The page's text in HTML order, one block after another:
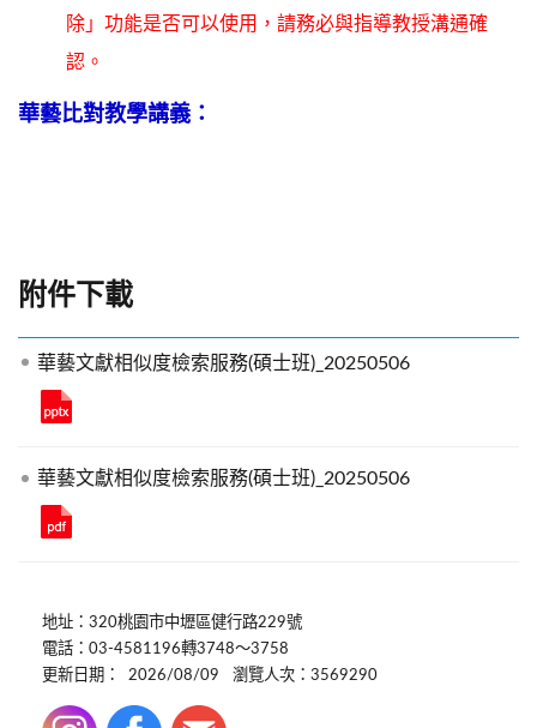
除」功能是否可以使用，請務必與指導教授溝通確
認。
​華藝比對教學講義：
附件下載
華藝文獻相似度檢索服務(碩士班)_20250506
華藝文獻相似度檢索服務(碩士班)_20250506
地址：320桃園市中壢區健行路229號
電話：03-4581196轉3748～3758
更新日期：
2026/08/09 瀏覽人次：3569290